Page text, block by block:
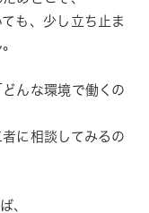
も、少し立ち止ま
んな環境で働くの
に相談してみるの
、